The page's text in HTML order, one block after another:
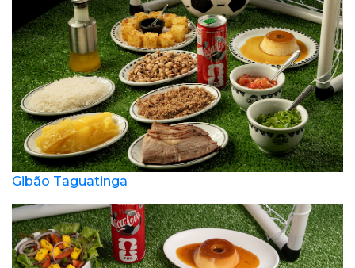
Gibão Taguatinga